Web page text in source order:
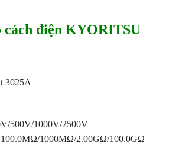
cách điện KYORITSU
3025A
500V/1000V/2500V
100.0MΩ/1000MΩ/2.00GΩ/100.0GΩ